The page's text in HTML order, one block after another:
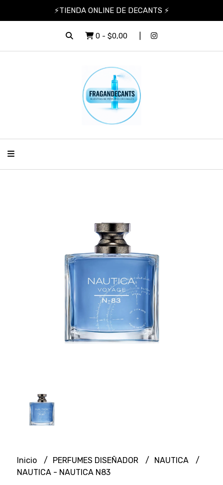
⚡TIENDA ONLINE DE DECANTS ⚡
0 - $0,00
Inicio PERFUMES DISEÑADOR
NAUTICA
NAUTICA - NAUTICA N83